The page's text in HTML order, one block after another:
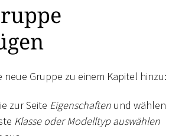
neue Gruppe zu einem Kapitel hinzu:
zur Seite Eigenschaften und wählen
Klasse oder Modelltyp auswählen